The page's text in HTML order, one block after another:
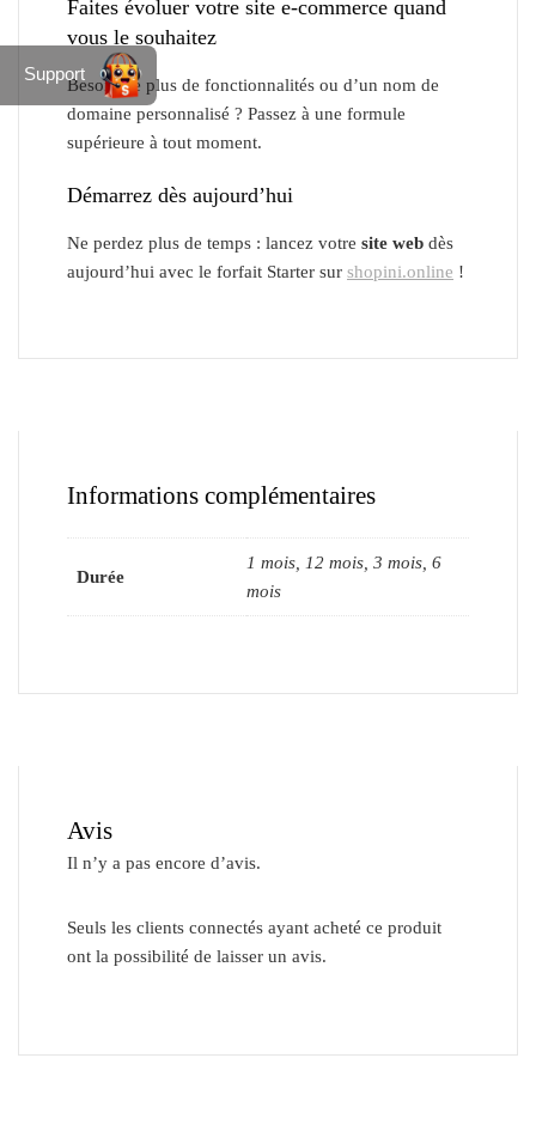
Faites évoluer votre site e-commerce quand
vous le souhaitez
Besoin de plus de fonctionnalités ou d’un nom de
domaine personnalisé ? Passez à une formule
supérieure à tout moment.
Démarrez dès aujourd’hui
Ne perdez plus de temps : lancez votre site web dès
aujourd’hui avec le forfait Starter sur shopini.online !
Informations complémentaires
Durée
1 mois, 12 mois, 3 mois, 6
mois
Avis
Il n’y a pas encore d’avis.
Seuls les clients connectés ayant acheté ce produit
ont la possibilité de laisser un avis.
Support